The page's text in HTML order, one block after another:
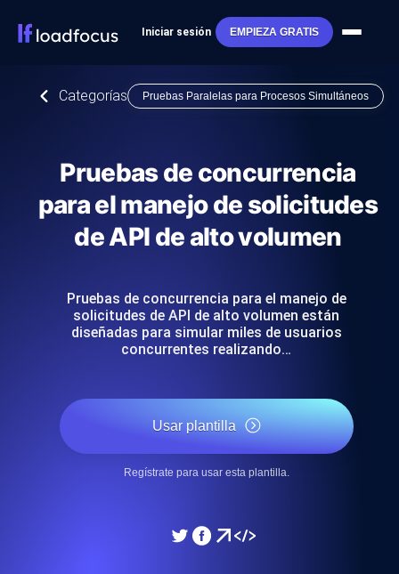
Iniciar sesión EMPIEZA GRATIS
Categorías Pruebas Paralelas para Procesos Simultáneos
Pruebas de concurrencia
para el manejo de solicitudes
de API de alto volumen
Pruebas de concurrencia para el manejo de
solicitudes de API de alto volumen están
diseñadas para simular miles de usuarios
concurrentes realizando…
Usar plantilla
Regístrate para usar esta plantilla.